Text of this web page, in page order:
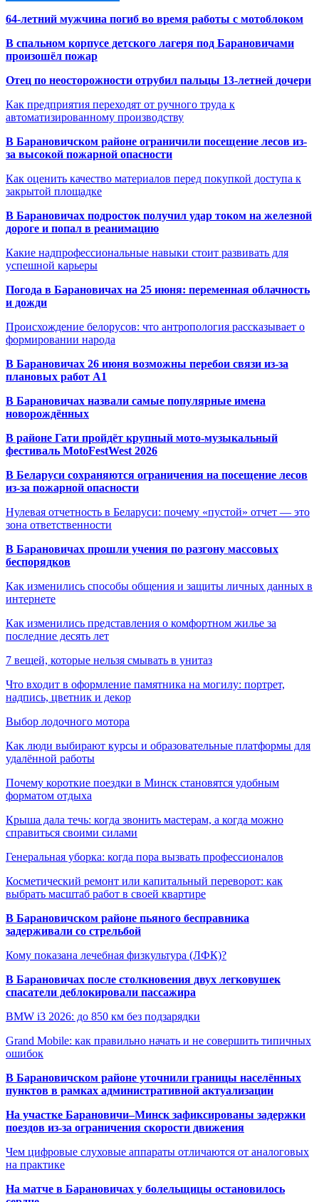
64-летний мужчина погиб во время работы с мотоблоком
В спальном корпусе детского лагеря под Барановичами
произошёл пожар
Отец по неосторожности отрубил пальцы 13-летней дочери
Как предприятия переходят от ручного труда к
автоматизированному производству
В Барановичском районе ограничили посещение лесов из-
за высокой пожарной опасности
Как оценить качество материалов перед покупкой доступа к
закрытой площадке
В Барановичах подросток получил удар током на железной
дороге и попал в реанимацию
Какие надпрофессиональные навыки стоит развивать для
успешной карьеры
Погода в Барановичах на 25 июня: переменная облачность
и дожди
Происхождение белорусов: что антропология рассказывает о
формировании народа
В Барановичах 26 июня возможны перебои связи из-за
плановых работ A1
В Барановичах назвали самые популярные имена
новорождённых
В районе Гати пройдёт крупный мото-музыкальный
фестиваль MotoFestWest 2026
В Беларуси сохраняются ограничения на посещение лесов
из-за пожарной опасности
Нулевая отчетность в Беларуси: почему «пустой» отчет — это
зона ответственности
В Барановичах прошли учения по разгону массовых
беспорядков
Как изменились способы общения и защиты личных данных в
интернете
Как изменились представления о комфортном жилье за
последние десять лет
7 вещей, которые нельзя смывать в унитаз
Что входит в оформление памятника на могилу: портрет,
надпись, цветник и декор
Выбор лодочного мотора
Как люди выбирают курсы и образовательные платформы для
удалённой работы
Почему короткие поездки в Минск становятся удобным
форматом отдыха
Крыша дала течь: когда звонить мастерам, а когда можно
справиться своими силами
Генеральная уборка: когда пора вызвать профессионалов
Косметический ремонт или капитальный переворот: как
выбрать масштаб работ в своей квартире
В Барановичском районе пьяного бесправника
задерживали со стрельбой
Кому показана лечебная физкультура (ЛФК)?
В Барановичах после столкновения двух легковушек
спасатели деблокировали пассажира
BMW i3 2026: до 850 км без подзарядки
Grand Mobile: как правильно начать и не совершить типичных
ошибок
В Барановичском районе уточнили границы населённых
пунктов в рамках административной актуализации
На участке Барановичи–Минск зафиксированы задержки
поездов из-за ограничения скорости движения
Чем цифровые слуховые аппараты отличаются от аналоговых
на практике
На матче в Барановичах у болельщицы остановилось